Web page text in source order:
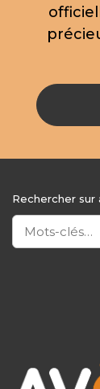
Rechercher sur